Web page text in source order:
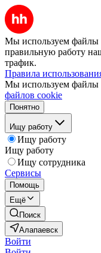
Мы используем файлы
правильную работу
трафик.
Правила
Мы используем файлы
файлов cookie
Понятно
Ищу работу
Ищу работу
Ищу работу
Ищу сотрудника
Сервисы
Помощь
Ещё
Поиск
Алапаевск
Войти